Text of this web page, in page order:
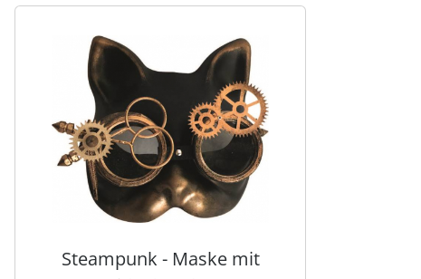
Es folgt ein Produktslider - navigieren Sie mit der Tab-Taste
Steampunk - Maske mit